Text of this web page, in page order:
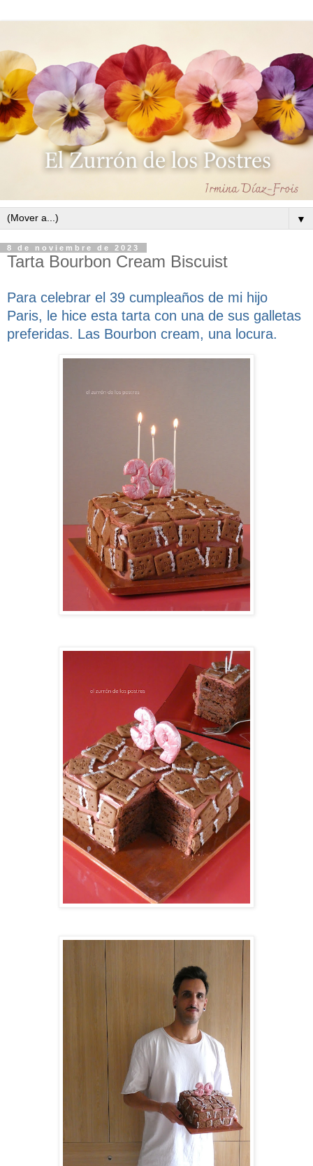
▼
8 de noviembre de 2023
Tarta Bourbon Cream Biscuist
Para celebrar el 39 cumpleaños de mi hijo
Paris, le hice esta tarta con una de sus galletas
preferidas. Las Bourbon cream, una locura.